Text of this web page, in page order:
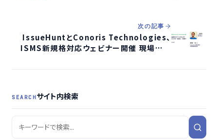
次の記事
IssueHuntとConoris Technologies、
ISMS新規格対応ウェビナー開催 現場の負
SEARCHサイト内検索